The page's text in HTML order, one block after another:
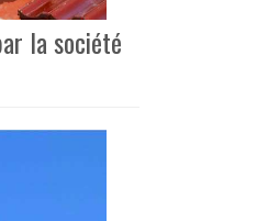
la société